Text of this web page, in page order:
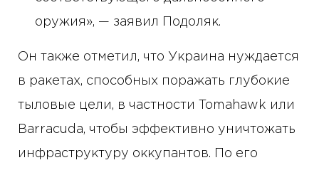
оружия», — заявил Подоляк.
Он также отметил, что Украина нуждается
в ракетах, способных поражать глубокие
тыловые цели, в частности Tomahawk или
Barracuda, чтобы эффективно уничтожать
инфраструктуру оккупантов. По его